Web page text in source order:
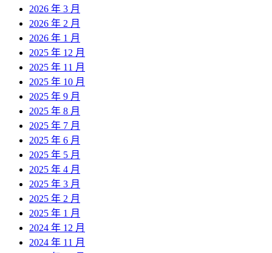
2026 年 3 月
2026 年 2 月
2026 年 1 月
2025 年 12 月
2025 年 11 月
2025 年 10 月
2025 年 9 月
2025 年 8 月
2025 年 7 月
2025 年 6 月
2025 年 5 月
2025 年 4 月
2025 年 3 月
2025 年 2 月
2025 年 1 月
2024 年 12 月
2024 年 11 月